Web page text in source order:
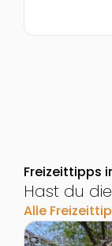
Freizeittipps
Hast du
Alle
Zur